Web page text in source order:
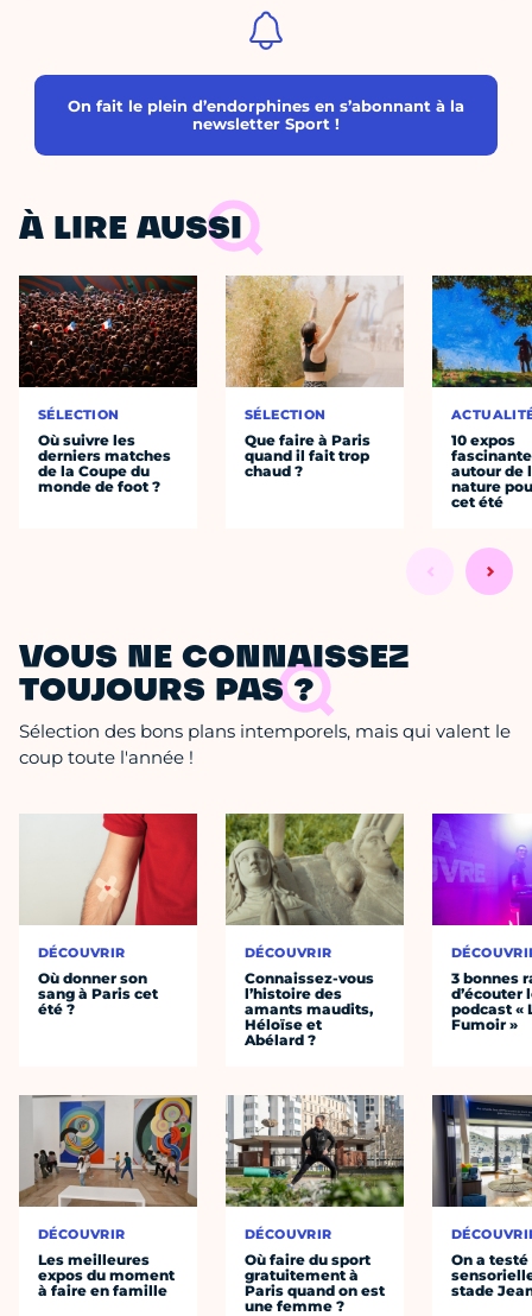
On fait le plein d’endorphines en s’abonnant à la
newsletter Sport !
À LIRE AUSSI
SÉLECTION
Où suivre les
derniers matches
de la Coupe du
monde de foot ?
SÉLECTION
Que faire à Paris
quand il fait trop
chaud ?
10 expos
autour de
nature
cet été
VOUS NE CONNAISSEZ
TOUJOURS PAS ?
Sélection des bons plans intemporels, mais qui valent le
coup toute l'année !
DÉCOUVRIR
Où donner son
sang à Paris cet
été ?
DÉCOUVRIR
Les meilleures
expos du moment
à faire en famille
DÉCOUVRIR
Connaissez-vous
l’histoire des
amants maudits,
Héloïse et
Abélard ?
DÉCOUVRIR
Où faire du sport
gratuitement à
Paris quand on est
une femme ?
3 bonnes
d’écouter
podcast «
Fumoir »
On a
stade